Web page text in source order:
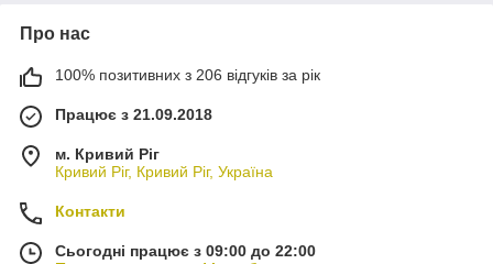
Про нас
100% позитивних з 206 відгуків за рік
Працює з 21.09.2018
м. Кривий Ріг
Кривий Ріг, Кривий Ріг, Україна
Контакти
Сьогодні працює з 09:00 до 22:00